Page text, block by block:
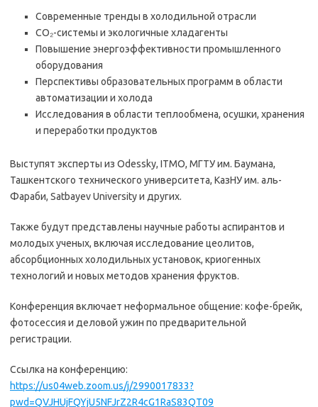
Современные тренды в холодильной отрасли
CO₂-системы и экологичные хладагенты
Повышение энергоэффективности промышленного
оборудования
Перспективы образовательных программ в области
автоматизации и холода
Исследования в области теплообмена, осушки, хранения
и переработки продуктов
Выступят эксперты из Odessky, ITMO, МГТУ им. Баумана,
Ташкентского технического университета, КазНУ им. аль-
Фараби, Satbayev University и других.
Также будут представлены научные работы аспирантов и
молодых ученых, включая исследование цеолитов,
абсорбционных холодильных установок, криогенных
технологий и новых методов хранения фруктов.
Конференция включает неформальное общение: кофе-брейк,
фотосессия и деловой ужин по предварительной
регистрации.
Ссылка на конференцию:
https://us04web.zoom.us/j/2990017833?
pwd=QVJHUjFQYjU5NFJrZ2R4cG1RaS83QT09